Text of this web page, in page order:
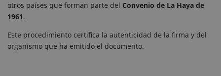
otros países que forman parte del Convenio de La Haya de
1961.
Este procedimiento certifica la autenticidad de la firma y del
organismo que ha emitido el documento.